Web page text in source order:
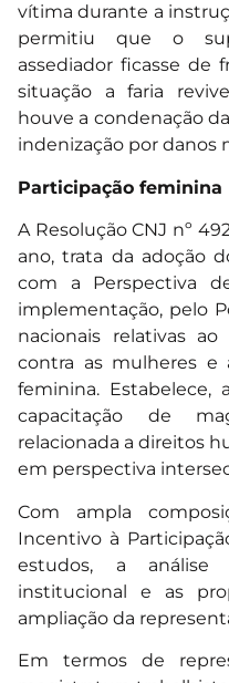
vítima durante a
permitiu que o
assediador ficasse de
situação a faria
houve a condenação
indenização por danos
Participação feminina
A Resolução CNJ nº
ano, trata da adoção
com a Perspectiva
implementação, pelo
nacionais relativas
contra as mulheres e
feminina. Estabelece,
capacitação de
relacionada a direitos
em perspectiva
Com ampla
Incentivo à
estudos, a
institucional e as
ampliação da
Em termos de